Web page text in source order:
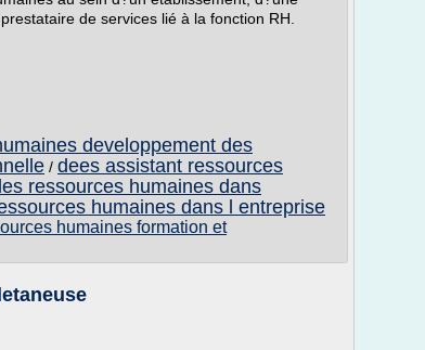
de services lié à la fonction RH.
developpement des
/ dees assistant ressources
ressources humaines dans
humaines dans l entreprise
humaines formation et